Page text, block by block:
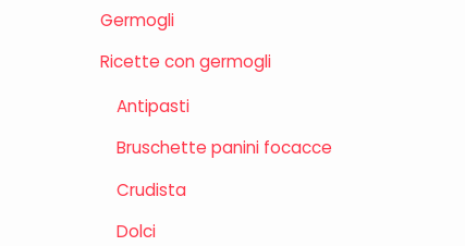
Germogli
Ricette con germogli
Antipasti
Bruschette panini focacce
Crudista
Dolci